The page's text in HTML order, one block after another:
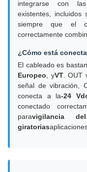
integrarse con
existentes, incluidos
siempre que el
correctamente
¿Cómo está
El cableado es
Europeo , yVT. OUT
señal de vibración,
conecta a la-24
conectado
paravigilancia
giratorias